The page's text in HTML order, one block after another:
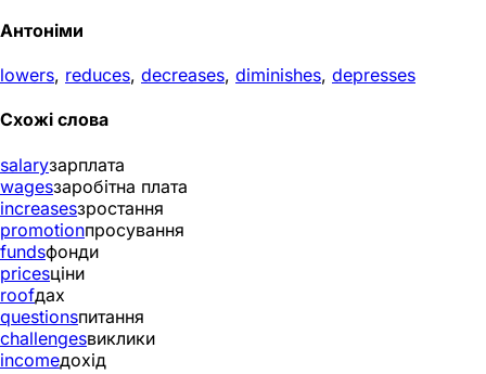
Антоніми
lowers, reduces, decreases, diminishes, depresses
Схожі слова
salaryзарплата
wagesзаробітна плата
increasesзростання
promotionпросування
fundsфонди
pricesціни
roofдах
questionsпитання
challengesвиклики
incomeдохід